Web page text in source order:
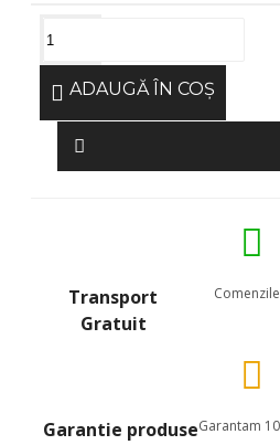
ADAUGĂ ÎN COŞ
Transport
Gratuit
Garantie produseGarantam